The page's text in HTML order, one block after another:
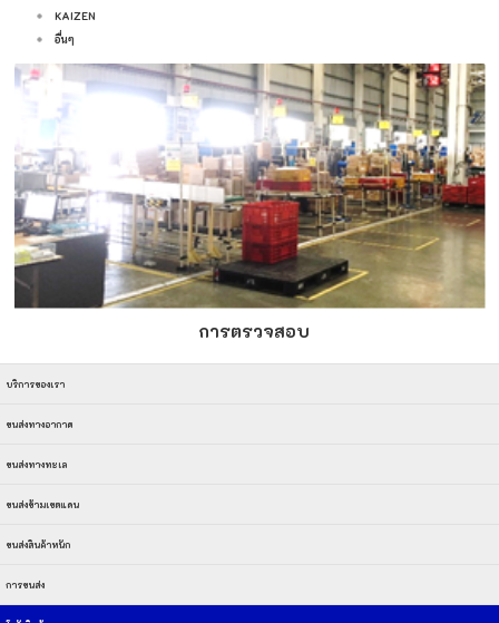
KAIZEN
อื่นๆ
การตรวจสอบ
บริการของเรา
ขนส่งทางอากาศ
ขนส่งทางทะเล
ขนส่งข้ามเขตแดน
ขนส่งสินค้าหนัก
การขนส่ง